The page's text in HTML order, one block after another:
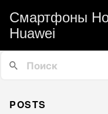
Смартфоны
Huawei
POSTS